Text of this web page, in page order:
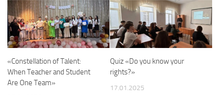
«Constellation of Talent:
When Teacher and Student
Are One Team»
Quiz «Do you know your
rights?»
17.01.2025